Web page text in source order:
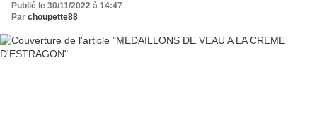
Publié le 30/11/2022 à 14:47
Par choupette88